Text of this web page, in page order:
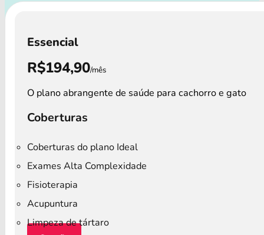
Essencial
R$194,90/mês
O plano abrangente de saúde para cachorro e gato
Coberturas
Coberturas do plano Ideal
Exames Alta Complexidade
Fisioterapia
Acupuntura
Limpeza de tártaro